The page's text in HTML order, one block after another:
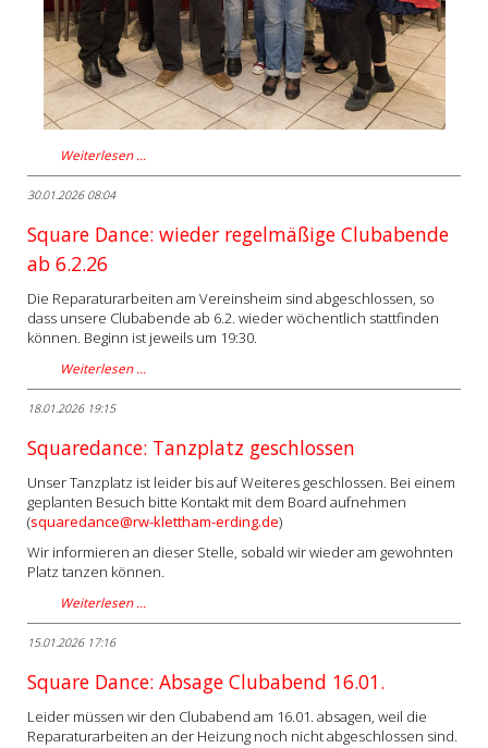
Weiterlesen …
30.01.2026 08:04
Square Dance: wieder regelmäßige Clubabende
ab 6.2.26
Die Reparaturarbeiten am Vereinsheim sind abgeschlossen, so
dass unsere Clubabende ab 6.2. wieder wöchentlich stattfinden
können. Beginn ist jeweils um 19:30.
Weiterlesen …
18.01.2026 19:15
Squaredance: Tanzplatz geschlossen
Unser Tanzplatz ist leider bis auf Weiteres geschlossen. Bei einem
geplanten Besuch bitte Kontakt mit dem Board aufnehmen
(squaredance@rw-klettham-erding.de)
Wir informieren an dieser Stelle, sobald wir wieder am gewohnten
Platz tanzen können.
Weiterlesen …
15.01.2026 17:16
Square Dance: Absage Clubabend 16.01.
Leider müssen wir den Clubabend am 16.01. absagen, weil die
Reparaturarbeiten an der Heizung noch nicht abgeschlossen sind.